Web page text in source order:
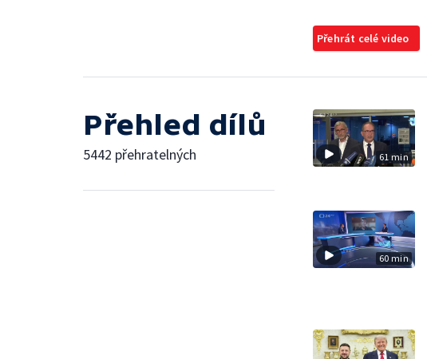
Přehrát celé video
Přehled dílů
5442 přehratelných 61 min
60 min